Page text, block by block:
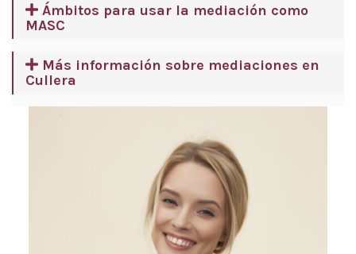
Ámbitos para usar la mediación como
MASC
Más información sobre mediaciones en
Cullera